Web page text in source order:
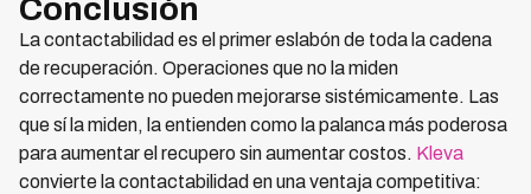
Conclusión
La contactabilidad es el primer eslabón de toda la cadena
de recuperación. Operaciones que no la miden
correctamente no pueden mejorarse sistémicamente. Las
que sí la miden, la entienden como la palanca más poderosa
para aumentar el recupero sin aumentar costos. Kleva
convierte la contactabilidad en una ventaja competitiva: